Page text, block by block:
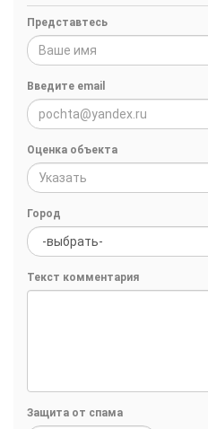
Представтесь
Введите email
Оценка объекта
Указать
Город
Текст комментария
Защита от спама